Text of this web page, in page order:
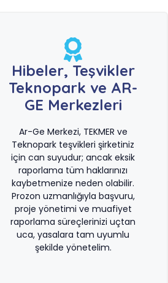
Hibeler, Teşvikler
Teknopark ve AR-
GE Merkezleri
Ar-Ge Merkezi, TEKMER ve
Teknopark teşvikleri şirketiniz
için can suyudur; ancak eksik
raporlama tüm haklarınızı
kaybetmenize neden olabilir.
Prozon uzmanlığıyla başvuru,
proje yönetimi ve muafiyet
raporlama süreçlerinizi uçtan
uca, yasalara tam uyumlu
şekilde yönetelim.